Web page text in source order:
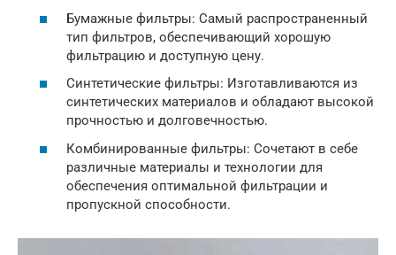
Бумажные фильтры: Самый распространенный
тип фильтров, обеспечивающий хорошую
фильтрацию и доступную цену.
Синтетические фильтры: Изготавливаются из
синтетических материалов и обладают высокой
прочностью и долговечностью.
Комбинированные фильтры: Сочетают в себе
различные материалы и технологии для
обеспечения оптимальной фильтрации и
пропускной способности.